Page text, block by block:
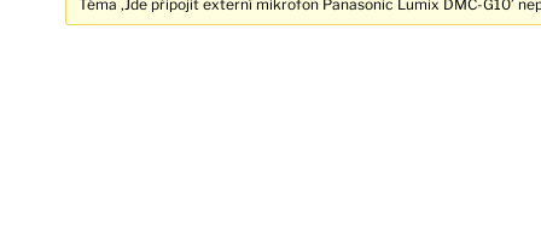
Téma ‚Jde připojit externí mikrofon Panasonic Lumix DMC-G10’